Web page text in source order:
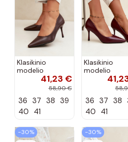
Klasikinio
modelio
aukštakulniai
šokolado
spalvos Nesha
41,23 €
58,90 €
36 37 38 39
40 41
Klasikinio
modelio
aukštakulniai
bordo
Nesha
36 37 38
40 41
−30%
−30%